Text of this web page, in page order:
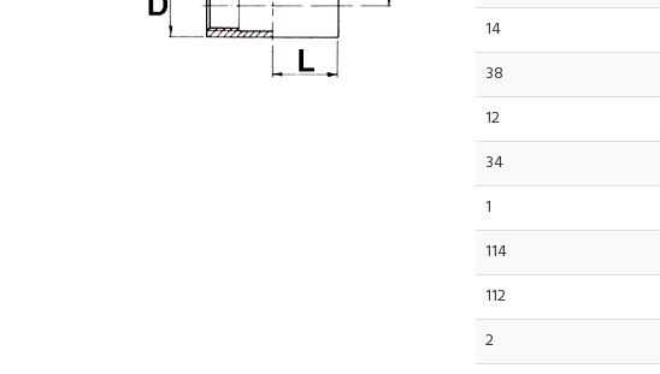
14
38
12
34
1
114
112
2